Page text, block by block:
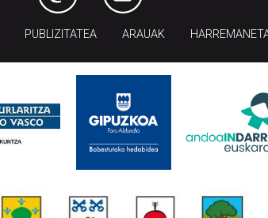
PUBLIZITATEA ARAUAK